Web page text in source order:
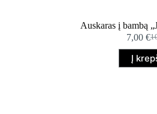
Auskaras į bambą
7,00€
Į